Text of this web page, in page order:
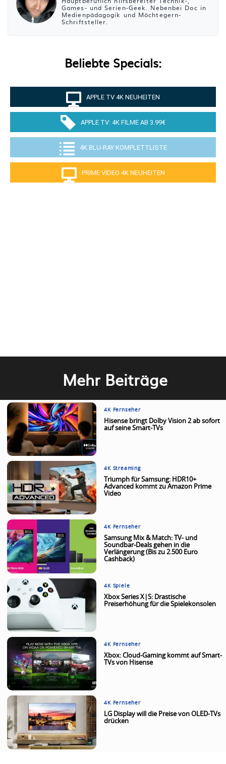
Games- und Serien-Geek. Nebenbei Doc in
Medienpädagogik und Möchtegern-
Schriftsteller.
Beliebte Specials:
APPLE TV 4K NEUHEITEN
APPLE TV: 4K FILME AB 3.99€
4K BLU-RAY KOMPLETTLISTE
PRIME VIDEO 4K NEUHEITEN
Mehr Beiträge
4K Fernseher
Hisense bringt Dolby Vision 2 ab sofort
auf seine Smart-TVs
4K Streaming
Triumph für Samsung: HDR10+
Advanced kommt zu Amazon Prime
Video
4K Fernseher
Samsung Mix & Match: TV- und
Soundbar-Deals gehen in die
Verlängerung (Bis zu 2.500 Euro
Cashback)
4K Spiele
Xbox Series X|S: Drastische
Preiserhöhung für die Spielekonsolen
4K Fernseher
Xbox: Cloud-Gaming kommt auf Smart-
TVs von Hisense
4K Fernseher
LG Display will die Preise von OLED-TVs
drücken